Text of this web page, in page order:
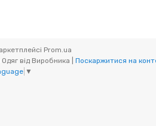
Prom.ua
Поскаржитися на
▼